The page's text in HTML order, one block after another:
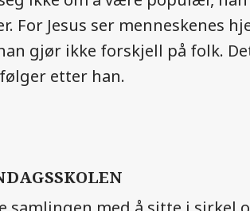
For Jesus ser menneskenes
gjør ikke forskjell på folk.
etter han.